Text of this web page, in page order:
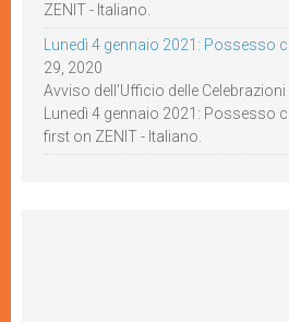
ZENIT - Italiano.
Lunedì 4 gennaio 2021: Possesso
29, 2020
Avviso dell’Ufficio delle
Lunedì 4 gennaio 2021: Possesso
first on ZENIT - Italiano.